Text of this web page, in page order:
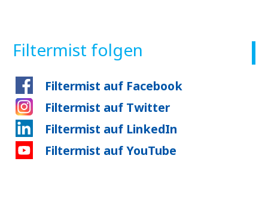
Filtermist folgen
Filtermist auf Facebook
Filtermist auf Twitter
Filtermist auf LinkedIn
Filtermist auf YouTube